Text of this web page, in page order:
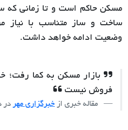
مسکن حاکم است و تا زمانی که
ساخت و ساز متناسب با نیاز
وضعیت ادامه خواهد داشت.
بازار مسکن به کما رفت؛
فروش نیست
مقاله خبری از خبرگزاری مهر در